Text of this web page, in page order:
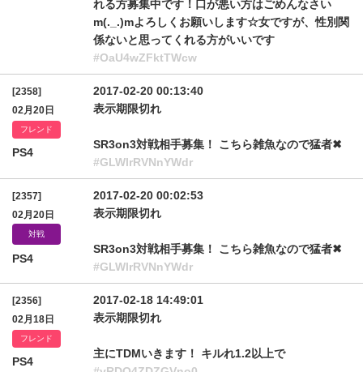
れる方募集中です！口が悪い方はごめんなさい
m(._.)mよろしくお願いします☆女ですが、性別関
係ないと思ってくれる方がいいです
#OaU4wZFktTWcw
[2358]
02月20日
フレンド
PS4
2017-02-20 00:13:40
表示期限切れ
SR3on3対戦相手募集！ こちら雑魚なので猛者✖︎
#GLWlrRVNnYWdr
[2357]
02月20日
対戦
PS4
2017-02-20 00:02:53
表示期限切れ
SR3on3対戦相手募集！ こちら雑魚なので猛者✖︎
#GLWlrRVNnYWdr
[2356]
02月18日
フレンド
PS4
2017-02-18 14:49:01
表示期限切れ
主にTDMいきます！ キルれ1.2以上で